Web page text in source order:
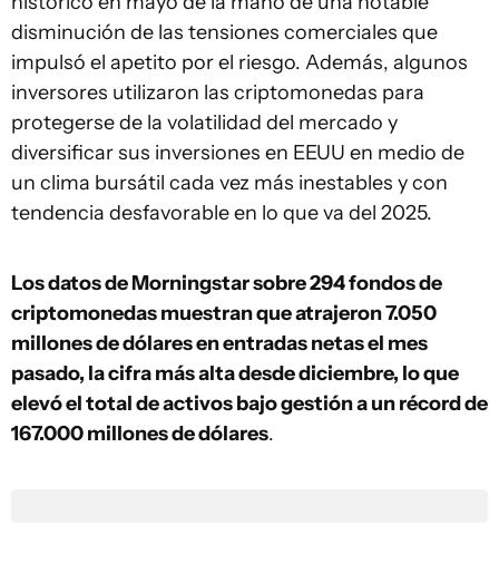
disminución de las tensiones comerciales que
impulsó el apetito por el riesgo. Además, algunos
inversores utilizaron las criptomonedas para
protegerse de la volatilidad del mercado y
diversificar sus inversiones en EEUU en medio de
un clima bursátil cada vez más inestables y con
tendencia desfavorable en lo que va del 2025.
Los datos de Morningstar sobre 294 fondos de
criptomonedas muestran que atrajeron 7.050
millones de dólares en entradas netas el mes
pasado, la cifra más alta desde diciembre, lo que
elevó el total de activos bajo gestión a un récord de
167.000 millones de dólares.